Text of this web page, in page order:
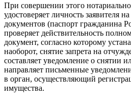
При совершении этого
удостоверяет личность заявителя
документов (паспорт гражданина
проверяет действительность
документ, согласно которому
наоборот, снятие запрета на
составляет уведомление о снятии
направляет письменные
в орган, осуществляющий
имущества.